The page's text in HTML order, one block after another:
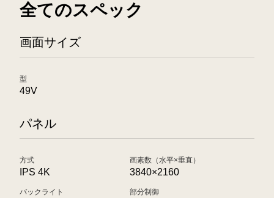
全てのスペック
画面サイズ
型
49V
パネル
方式
IPS 4K
画素数（水平×垂直）
3840×2160
バックライト 部分制御